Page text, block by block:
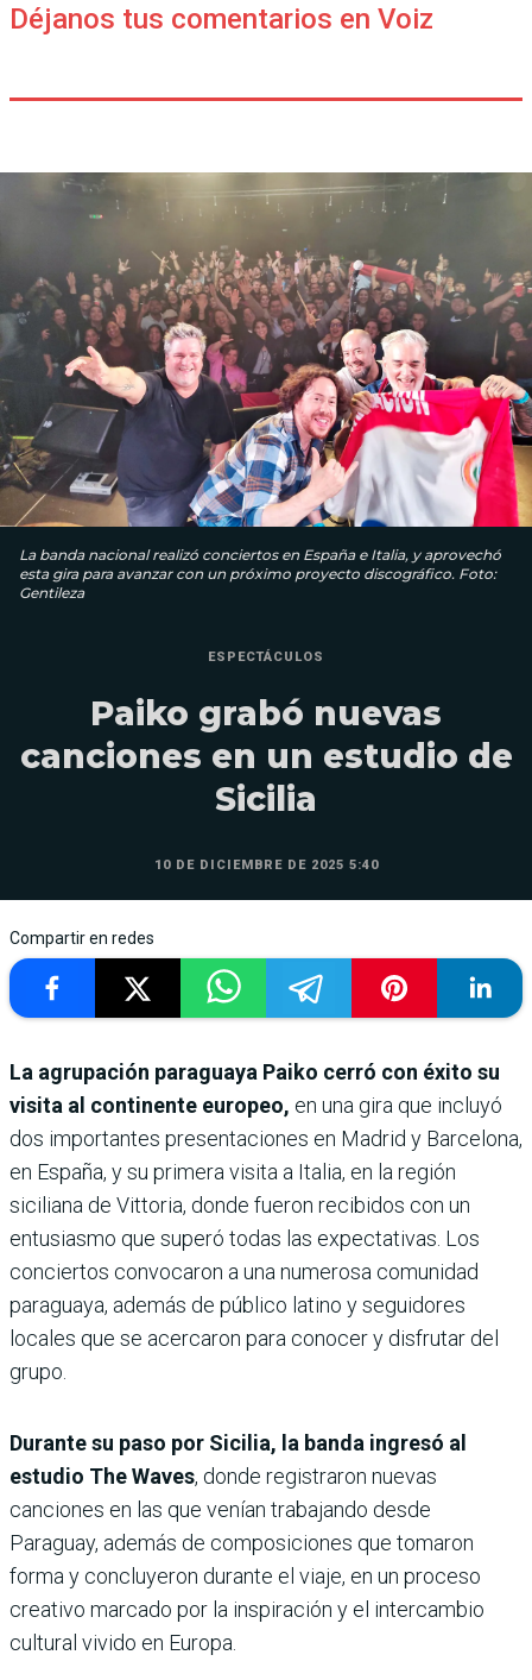
Déjanos tus comentarios en Voiz
La banda nacional realizó conciertos en España e Italia, y aprovechó
esta gira para avanzar con un próximo proyecto discográfico. Foto:
Gentileza
ESPECTÁCULOS
Paiko grabó nuevas
canciones en un estudio de
Sicilia
10 DE DICIEMBRE DE 2025 5:40
Compartir en redes
La agrupación paraguaya Paiko cerró con éxito su
visita al continente europeo, en una gira que incluyó
dos importantes presentaciones en Madrid y Barcelona,
en España, y su primera visita a Italia, en la región
siciliana de Vittoria, donde fueron recibidos con un
entusiasmo que superó todas las expectativas. Los
conciertos convocaron a una numerosa comunidad
paraguaya, además de público latino y seguidores
locales que se acercaron para conocer y disfrutar del
grupo.
Durante su paso por Sicilia, la banda ingresó al
estudio The Waves, donde registraron nuevas
canciones en las que venían trabajando desde
Paraguay, además de composiciones que tomaron
forma y concluyeron durante el viaje, en un proceso
creativo marcado por la inspiración y el intercambio
cultural vivido en Europa.